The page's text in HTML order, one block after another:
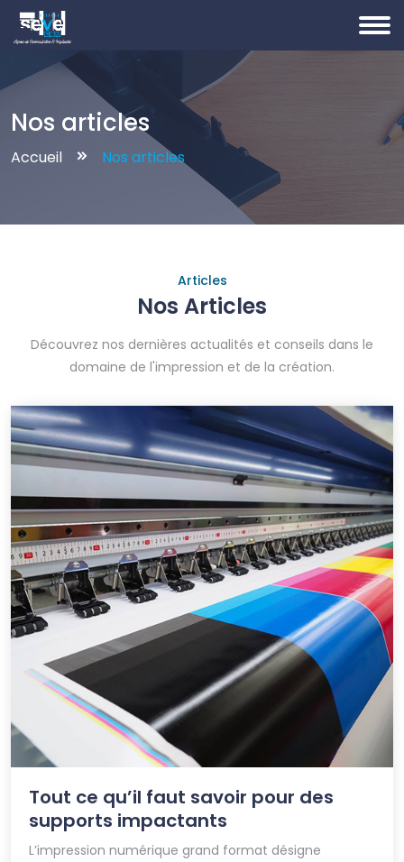
Nos articles
Accueil Nos articles
Articles
Nos Articles
Découvrez nos dernières actualités et conseils dans le
domaine de l'impression et de la création.
Tout ce qu’il faut savoir pour des
supports impactants
L’impression numérique grand format désigne